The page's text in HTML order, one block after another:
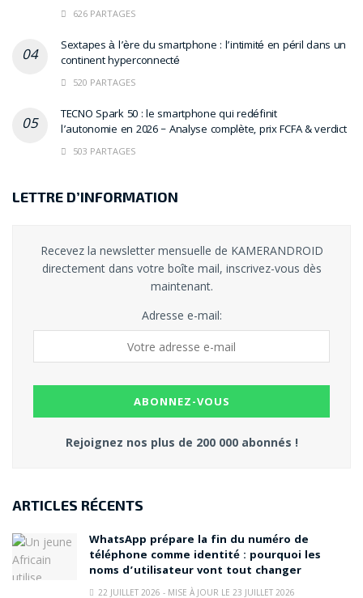
626 PARTAGES
Sextapes à l’ère du smartphone : l’intimité en péril dans un
continent hyperconnecté
520 PARTAGES
TECNO Spark 50 : le smartphone qui redéfinit
l’autonomie en 2026 – Analyse complète, prix FCFA & verdict
503 PARTAGES
LETTRE D’INFORMATION
Recevez la newsletter mensuelle de KAMERANDROID
directement dans votre boîte mail, inscrivez-vous dès
maintenant.
Adresse e-mail:
Rejoignez nos plus de 200 000 abonnés !
ARTICLES RÉCENTS
WhatsApp prépare la fin du numéro de
téléphone comme identité : pourquoi les
noms d’utilisateur vont tout changer
22 JUILLET 2026 - MISE À JOUR LE 23 JUILLET 2026